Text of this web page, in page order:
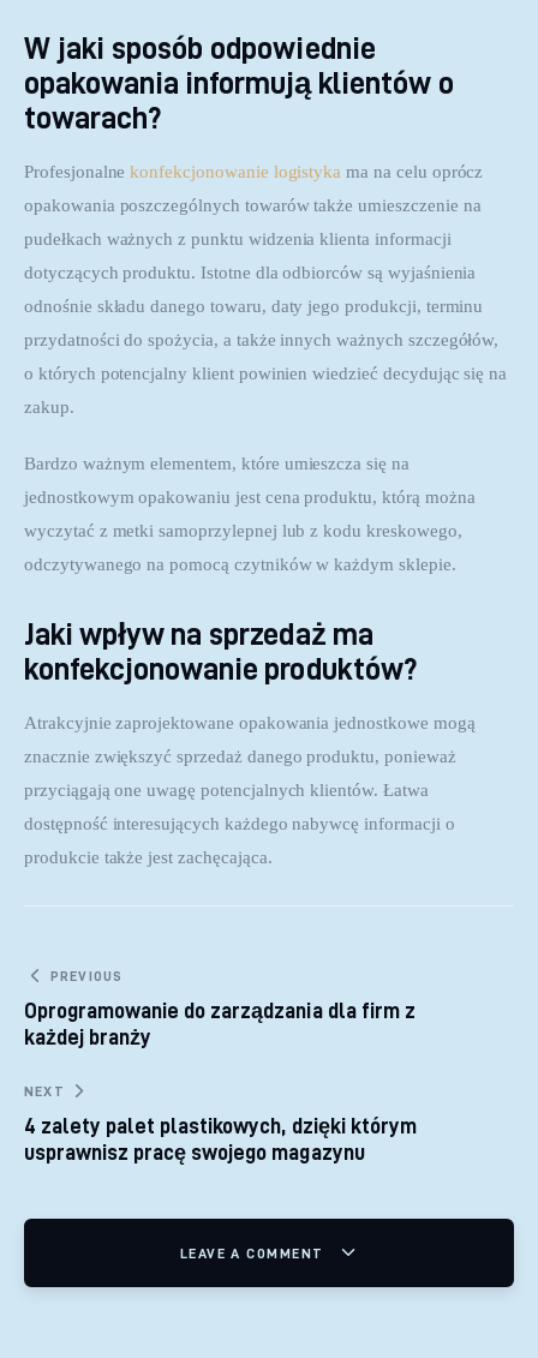
W jaki sposób odpowiednie
opakowania informują klientów o
towarach?
Profesjonalne konfekcjonowanie logistyka ma na celu oprócz
opakowania poszczególnych towarów także umieszczenie na
pudełkach ważnych z punktu widzenia klienta informacji
dotyczących produktu. Istotne dla odbiorców są wyjaśnienia
odnośnie składu danego towaru, daty jego produkcji, terminu
przydatności do spożycia, a także innych ważnych szczegółów,
o których potencjalny klient powinien wiedzieć decydując się na
zakup.
Bardzo ważnym elementem, które umieszcza się na
jednostkowym opakowaniu jest cena produktu, którą można
wyczytać z metki samoprzylepnej lub z kodu kreskowego,
odczytywanego na pomocą czytników w każdym sklepie.
Jaki wpływ na sprzedaż ma
konfekcjonowanie produktów?
Atrakcyjnie zaprojektowane opakowania jednostkowe mogą
znacznie zwiększyć sprzedaż danego produktu, ponieważ
przyciągają one uwagę potencjalnych klientów. Łatwa
dostępność interesujących każdego nabywcę informacji o
produkcie także jest zachęcająca.
Nawigacja wpisu
PREVIOUS
Oprogramowanie do zarządzania dla firm z
każdej branży
NEXT
4 zalety palet plastikowych, dzięki którym
usprawnisz pracę swojego magazynu
LEAVE A COMMENT